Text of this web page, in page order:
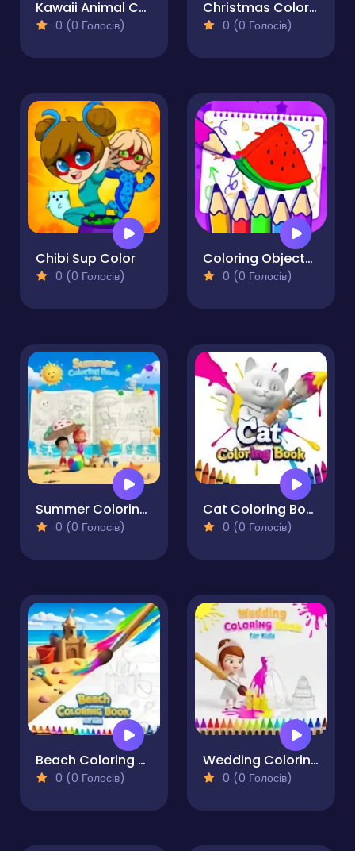
Kawaii Animal Coloring Book
0 (0 Голосів)
Christmas Coloring Book for Kids
0 (0 Голосів)
Chibi Sup Color
0 (0 Голосів)
Coloring Objects for Kids
0 (0 Голосів)
Summer Coloring Book for Kids
0 (0 Голосів)
Cat Coloring Book
0 (0 Голосів)
Beach Coloring Book for Kids
0 (0 Голосів)
Wedding Coloring Book for Kids
0 (0 Голосів)